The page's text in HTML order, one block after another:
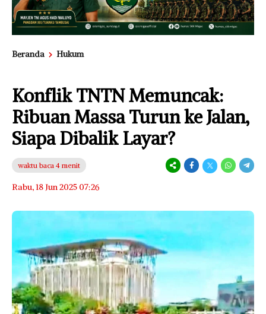
Beranda Hukum
Konflik TNTN Memuncak:
Ribuan Massa Turun ke Jalan,
Siapa Dibalik Layar?
waktu baca 4 menit
Rabu, 18 Jun 2025 07:26